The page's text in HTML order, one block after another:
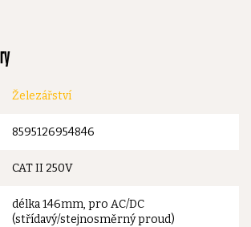
Železářství
8595126954846
CAT II 250V
délka 146mm, pro AC/DC
(střídavý/stejnosměrný proud)